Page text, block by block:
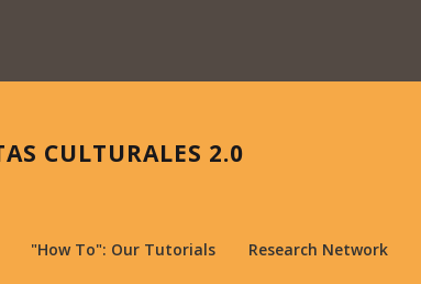
CULTURALES 2.0
"How To": Our Tutorials Research Network